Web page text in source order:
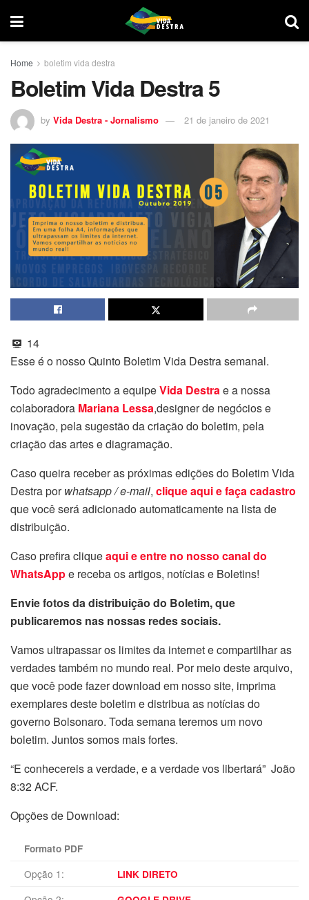
Home boletim vida destra
Boletim Vida Destra 5
by Vida Destra - Jornalismo 21 de janeiro de 2021
14
Esse é o nosso Quinto Boletim Vida Destra semanal.
Todo agradecimento a equipeVida Destrae a nossa
colaboradora Mariana Lessa,designer de negócios e
inovação, pela sugestão da criação do boletim, pela
criação das artes e diagramação.
Caso queira receber as próximas edições do Boletim Vida
Destra porwhatsapp / e-mail, clique aqui e faça cadastro
que você será adicionado automaticamente na lista de
distribuição.
Caso prefira cliqueaqui e entre no nosso canal do
WhatsAppe receba os artigos, notícias e Boletins!
Envie fotos da distribuição do Boletim, que
publicaremos nas nossas redes sociais.
Vamos ultrapassar os limites da internet e compartilhar as
verdades também no mundo real. Por meio deste arquivo,
que você pode fazer download em nosso site, imprima
exemplares deste boletim e distribua as notícias do
governo Bolsonaro. Toda semana teremos um novo
boletim. Juntos somos mais fortes.
“E conhecereis a verdade, e a verdade vos libertará” João
8:32 ACF.
Opções de Download:
Formato PDF
Opção 1: LINK DIRETO